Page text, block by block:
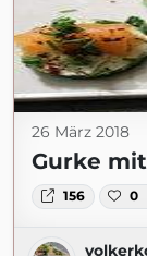
26 März 2018
Gurke
156 0